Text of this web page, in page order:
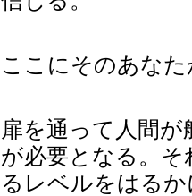
ここにそのあな
扉を通って人間
が必要となる。
るレベルをはる